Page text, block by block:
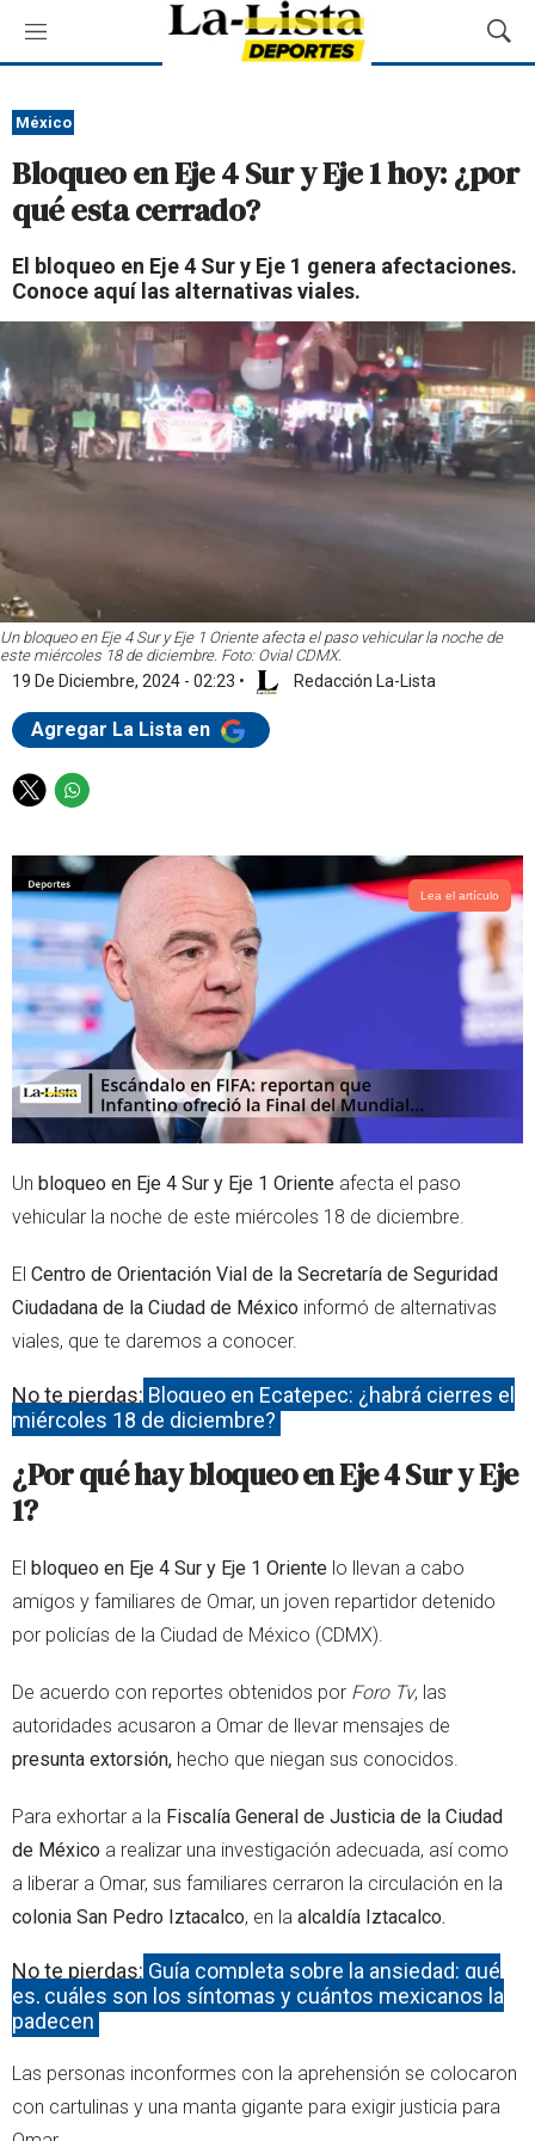
M
e
ú
M
o
a
r
s
u
a
México
Bloqueo en Eje 4 Sur y Eje 1 hoy: ¿por
qué esta cerrado?
El bloqueo en Eje 4 Sur y Eje 1 genera afectaciones.
Conoce aquí las alternativas viales.
Un bloqueo en Eje 4 Sur y Eje 1 Oriente afecta el paso vehicular la noche de
este miércoles 18 de diciembre. Foto: Ovial CDMX.
19 De Diciembre, 2024 - 02:23 • Redacción La-Lista
Agregar La Lista en
T
i
t
t
e
r
W
a
t
s
a
p
p
Lea el artículo
Un bloqueo en Eje 4 Sur y Eje 1 Oriente afecta el paso
vehicular la noche de este miércoles 18 de diciembre.
El Centro de Orientación Vial de la Secretaría de Seguridad
Ciudadana de la Ciudad de México informó de alternativas
viales, que te daremos a conocer.
No te pierdas: Bloqueo en Ecatepec: ¿habrá cierres el
miércoles 18 de diciembre?
¿Por qué hay bloqueo en Eje 4 Sur y Eje
1?
El bloqueo en Eje 4 Sur y Eje 1 Oriente lo llevan a cabo
amigos y familiares de Omar, un joven repartidor detenido
por policías de la Ciudad de México (CDMX).
De acuerdo con reportes obtenidos por Foro Tv, las
autoridades acusaron a Omar de llevar mensajes de
presunta extorsión, hecho que niegan sus conocidos.
Para exhortar a la Fiscalía General de Justicia de la Ciudad
de México a realizar una investigación adecuada, así como
a liberar a Omar, sus familiares cerraron la circulación en la
colonia San Pedro Iztacalco, en la alcaldía Iztacalco.
No te pierdas: Guía completa sobre la ansiedad: qué
es, cuáles son los síntomas y cuántos mexicanos la
padecen
Las personas inconformes con la aprehensión se colocaron
con cartulinas y una manta gigante para exigir justicia para